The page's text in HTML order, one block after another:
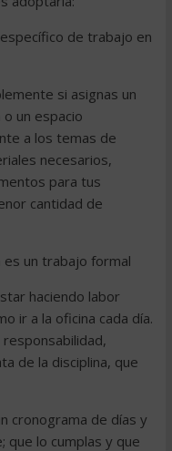
de trabajo en
si asignas un
un espacio
a los temas de
necesarios,
para tus
cantidad de
es un trabajo formal
haciendo labor
ir a la oficina cada día.
de la disciplina, que
cronograma de días y
que lo cumplas y que